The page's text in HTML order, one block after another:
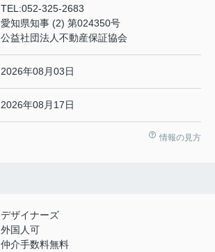
TEL:052-325-2683
愛知県知事 (2) 第024350号
公益社団法人不動産保証協会
2026年08月03日
2026年08月17日
情報の見方
デザイナーズ
外国人可
仲介手数料無料